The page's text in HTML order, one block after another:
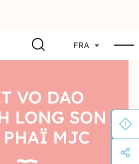
FRA
VO DAO
LONG SON
MJC